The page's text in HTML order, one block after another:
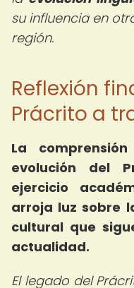
su influencia en
región.
Reflexión
Prácrito a
La
evolución del
ejercicio
arroja luz sobre
cultural que
actualidad.
El legado del